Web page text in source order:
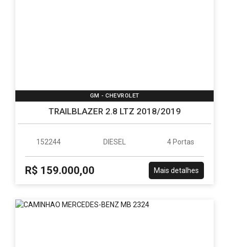
GM - CHEVROLET
TRAILBLAZER 2.8 LTZ 2018/2019
152244 DIESEL 4 Portas
R$ 159.000,00 Mais detalhes